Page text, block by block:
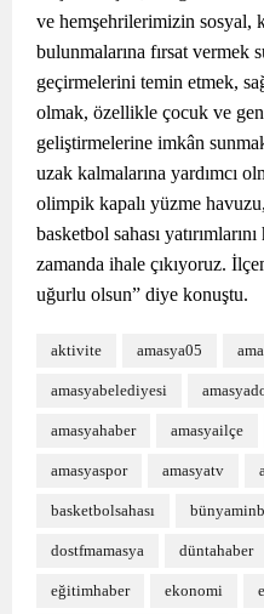
ve hemşehrilerimizin sosyal,
bulunmalarına fırsat vermek
geçirmelerini temin etmek,
olmak, özellikle çocuk ve
geliştirmelerine imkân
uzak kalmalarına yardımcı
olimpik kapalı yüzme
basketbol sahası
zamanda ihale çıkıyoruz.
uğurlu olsun” diye konuştu.
aktivite amasya05
amasyabelediyesi
amasyahaber amasyailçe
amasyaspor amasyatv
basketbolsahası
dostfmamasya düntahaber
eğitimhaber ekonomi